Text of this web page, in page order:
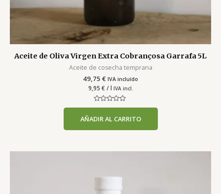
Aceite de Oliva Virgen Extra Cobrançosa Garrafa 5L
Aceite de cosecha temprana
49,75 € IVA incluído
9,95 € / l IVA incl.
Valorado
0
5
AÑADIR AL CARRITO